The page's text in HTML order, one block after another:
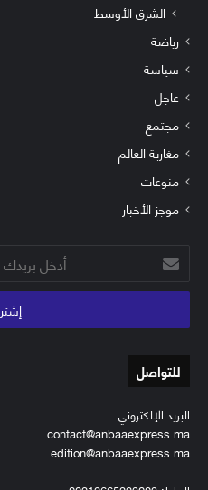
الشرق الأوسط
رياضة
سياسة
عاجل
مجتمع
مغاربة العالم
منوعات
موجز الأخبار
أدخل
بريدك
الإلكتروني
للتواصل
البريد الإلكتروني
contact@anbaaexpress.ma
edition@anbaaexpress.ma